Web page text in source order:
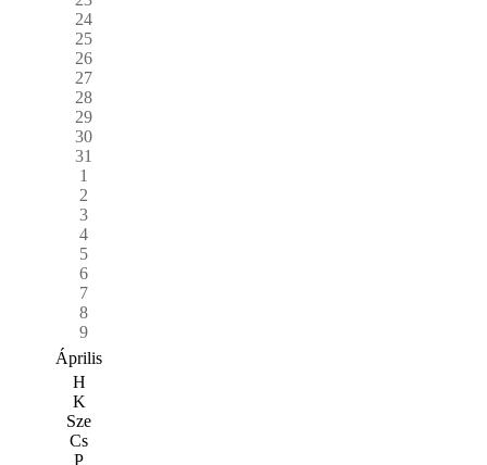
24
25
26
27
28
29
30
31
1
2
3
4
5
6
7
8
9
Április
H
K
Sze
Cs
P